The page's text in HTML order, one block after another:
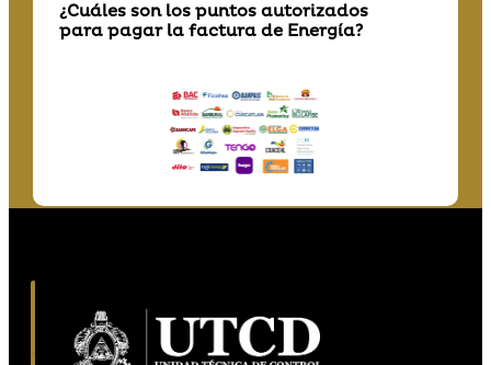
¿Cuáles son los puntos autorizados
para pagar la factura de Energía?